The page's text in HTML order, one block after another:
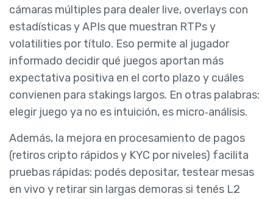
cámaras múltiples para dealer live, overlays con
estadísticas y APIs que muestran RTPs y
volatilities por título. Eso permite al jugador
informado decidir qué juegos aportan más
expectativa positiva en el corto plazo y cuáles
convienen para stakings largos. En otras palabras:
elegir juego ya no es intuición, es micro‑análisis.
Además, la mejora en procesamiento de pagos
(retiros cripto rápidos y KYC por niveles) facilita
pruebas rápidas: podés depositar, testear mesas
en vivo y retirar sin largas demoras si tenés L2